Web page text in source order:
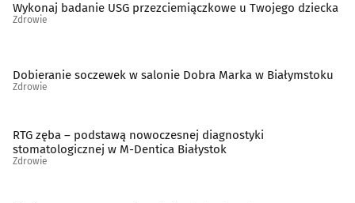
Wykonaj badanie USG przezciemiączkowe u Twojego dziecka
Zdrowie
Dobieranie soczewek w salonie Dobra Marka w Białymstoku
Zdrowie
RTG zęba – podstawą nowoczesnej diagnostyki
stomatologicznej w M-Dentica Białystok
Zdrowie